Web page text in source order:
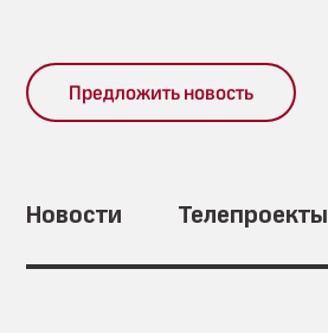
Предложить новость
Новости Телепроекты